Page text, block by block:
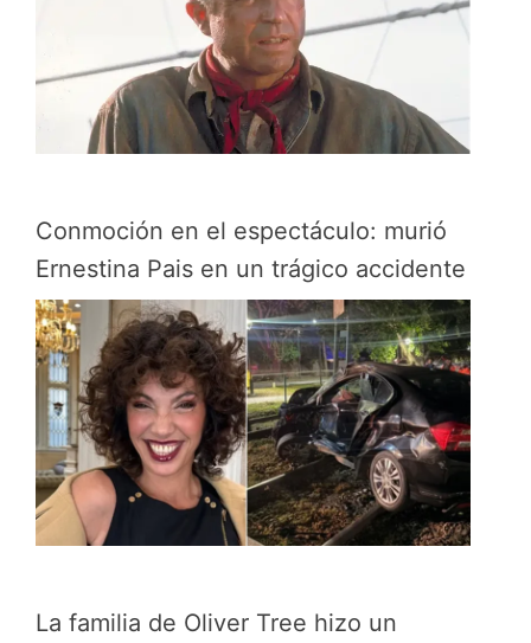
Conmoción en el espectáculo: murió
Ernestina Pais en un trágico accidente
La familia de Oliver Tree hizo un